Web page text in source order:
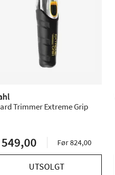
Trimmer Extreme Grip
549,00 Før 824,00
UTSOLGT